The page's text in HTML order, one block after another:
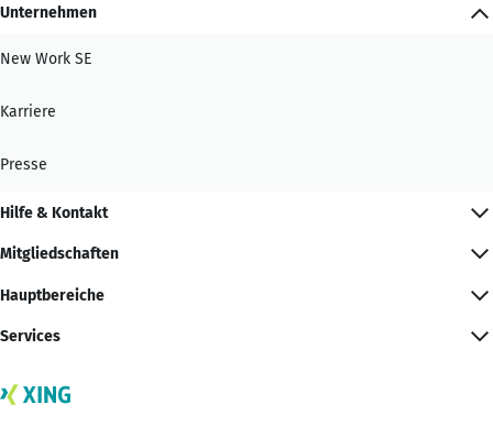
Unternehmen
New Work SE
Karriere
Presse
Hilfe & Kontakt
Mitgliedschaften
Hauptbereiche
Services